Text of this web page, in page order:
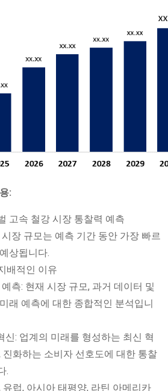
:
고속 철강 시장 통찰력 예측
장 규모는 예측 기간 동안 가장 빠르
상됩니다.
배적인 이유
측: 현재 시장 규모, 과거 데이터 및
래 예측에 대한 종합적인 분석입니
신: 업계의 미래를 형성하는 최신 혁
진화하는 소비자 선호도에 대한 통찰
.
유럽, 아시아 태평양, 라틴 아메리카